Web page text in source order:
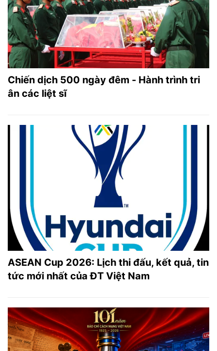
Chiến dịch 500 ngày đêm - Hành trình tri
ân các liệt sĩ
ASEAN Cup 2026: Lịch thi đấu, kết quả, tin
tức mới nhất của ĐT Việt Nam